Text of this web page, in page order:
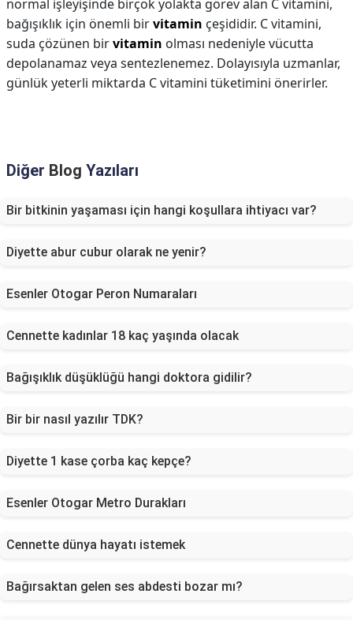
normal işleyişinde birçok yolakta görev alan C vitamini,
bağışıklık için önemli birvitamin çeşididir. C vitamini,
suda çözünen birvitamin olması nedeniyle vücutta
depolanamaz veya sentezlenemez. Dolayısıyla uzmanlar,
günlük yeterli miktarda C vitamini tüketimini önerirler.
Diğer Blog Yazıları
Bir bitkinin yaşaması için hangi koşullara ihtiyacı var?
Diyette abur cubur olarak ne yenir?
Esenler Otogar Peron Numaraları
Cennette kadınlar 18 kaç yaşında olacak
Bağışıklık düşüklüğü hangi doktora gidilir?
Bir bir nasıl yazılır TDK?
Diyette 1 kase çorba kaç kepçe?
Esenler Otogar Metro Durakları
Cennette dünya hayatı istemek
Bağırsaktan gelen ses abdesti bozar mı?